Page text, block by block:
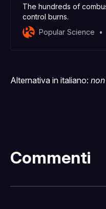
The hundreds of
control burns.
Popular Science
Alternativa in italiano:
Commenti